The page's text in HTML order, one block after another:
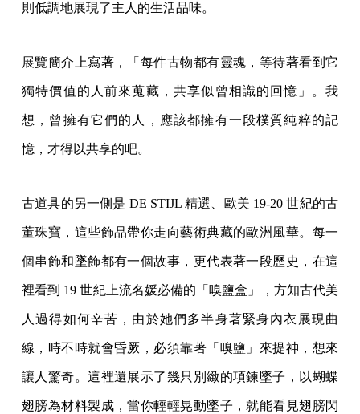
則低調地展現了主人的生活品味。
展覽簡介上寫著，「每件古物都有靈魂，等待著看到它
獨特價值的人前來蒐藏，共享似曾相識的回憶」。我
想，曾擁有它們的人，應該都擁有一段樸質純粹的記
憶，才得以共享的吧。
古道具的另一側是 DE STIJL 精選、歐美 19-20 世紀的古
董珠寶，這些飾品帶你走向藝術典藏的歐洲風華。每一
個串飾和墜飾都有一個故事，更代表著一段歷史，在這
裡看到 19 世紀上流名媛必備的「嗅鹽盒」，方知古代美
人過得如何辛苦，由於她們多半身著緊身內衣展現曲
線，時不時就會昏厥，必須靠著「嗅鹽」來提神，想來
讓人驚奇。這裡還展示了幾只別緻的項鍊墜子，以蝴蝶
翅膀為材料製成，當你輕輕晃動墜子，就能看見翅膀閃